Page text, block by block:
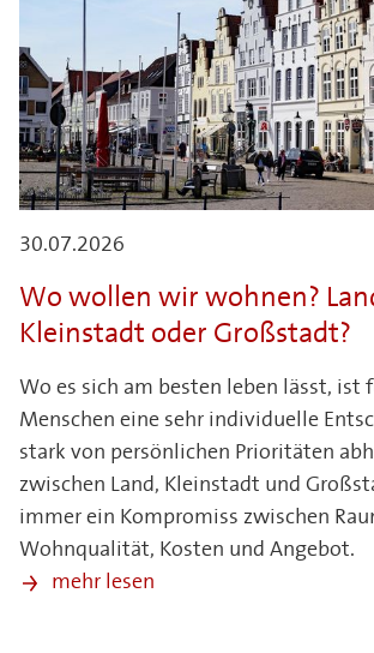
30.07.2026
Wo wollen wir wohnen?
Kleinstadt oder Großstadt?
Wo es sich am besten leben lässt, ist
Menschen eine sehr individuelle
stark von persönlichen Prioritäten
zwischen Land, Kleinstadt und
immer ein Kompromiss zwischen
Wohnqualität, Kosten und Angebot.
mehr lesen